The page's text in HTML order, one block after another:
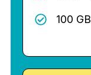
100